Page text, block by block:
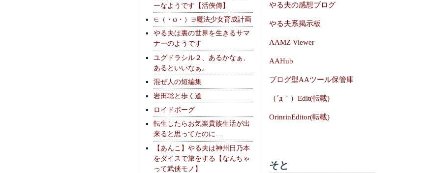
ーなようです【活俠傳】
∈（・ω・）∋魔法少女育成計画
やる夫は裏の世界を生きるサマ
ナーのようです
ユグドラシル２、あるかなぁ、
あるといいなぁ。
混ぜ人の短編集
岩田聡と歩く道
ロイドボーグ
転生したらお気楽貴族生活が出
来ると思ってたのに…
【あんこ】やる夫は神州日乃本
をダイスで旅をする【なんちゃ
って武侠モノ】
やる夫の感想ブログ
やる夫系掲示板
AAMZ Viewer
AAHub
ブログ型AAツール保管庫
（´д｀）Edit(転載)
OrinrinEditor(転載)
そと